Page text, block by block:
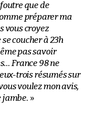
que de
préparer ma
vous croyez
coucher à 23h
pas savoir
France 98 ne
trois résumés sur
voulez mon avis,
jambe. »